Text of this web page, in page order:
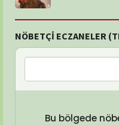
NÖBETÇİ ECZANELER
Bu bölgede